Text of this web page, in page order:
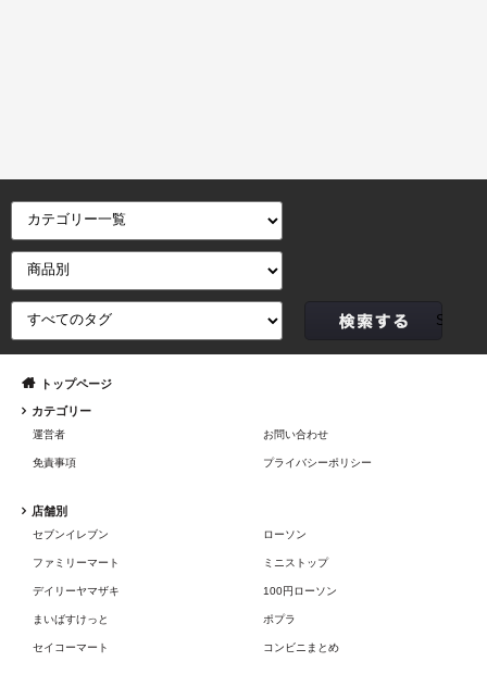
トップページ
カテゴリー
運営者 お問い合わせ
免責事項 プライバシーポリシー
店舗別
セブンイレブン ローソン
ファミリーマート ミニストップ
デイリーヤマザキ 100円ローソン
まいばすけっと ポプラ
セイコーマート コンビニまとめ